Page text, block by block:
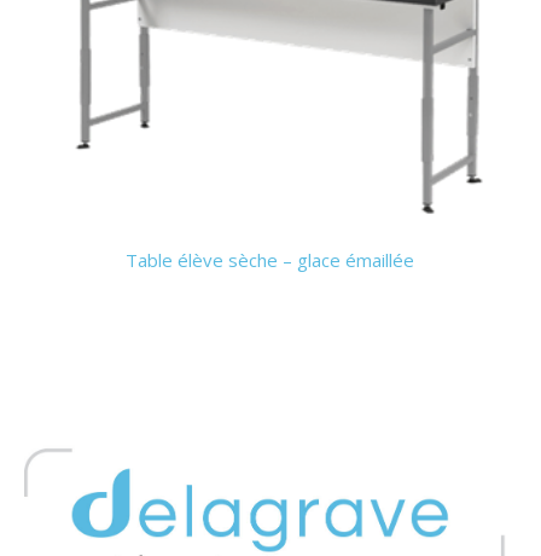
Table élève sèche – glace émaillée